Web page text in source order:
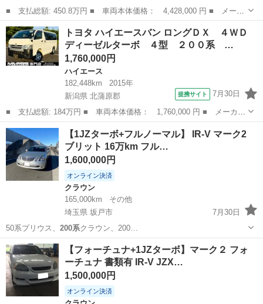
■ 支払総額: 450.8万円 ■ 車両本体価格： 4,428,000 円 ■ メーカ
ー名： ホンダ ■ 車種名： Ｓ２０００ ■ グレード名： ベース
グレード ◇１００系◇フルオリジナル車輌◇純正１６インチＡＷ◇
ブラック...
千葉 野田市 その他
トヨタ ハイエースバン ロングＤＸ ４ＷＤ
ディーゼルターボ ４型 ２００系 …
1,760,000円
ハイエース
182,448km
2015年
新潟県 北蒲原郡
提携サイト 7月30日
■ 支払総額: 184万円 ■ 車両本体価格： 1,760,000 円 ■ メーカー
名： トヨタ ■ 車種名： ハイエースバン ■ グレード名： ロン
グＤＸ ４ＷＤ ディーゼルターボ ４型 ２００系 両側スライド
ドア オー...
新潟 北蒲原郡 ハイエース
【1JZターボ+フルノーマル】 IR-V マーク2
ブリット 16万km フル…
1,600,000円
オンライン決済
クラウン
165,000km
その他
埼玉県 坂戸市
7月30日
50系プリウス、 200系クラウン、200…
埼玉 坂戸市 クラウン JZX
【フォーチュナ+1JZターボ】マーク２ フォ
ーチュナ 書類有 IR-V JZX…
1,500,000円
オンライン決済